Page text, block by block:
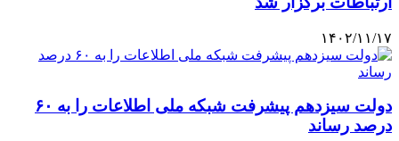
۱۴۰۲/۱۱/۱۷
دولت سیزدهم پیشرفت شبکه ملی اطلاعات را به ۶۰
درصد رساند